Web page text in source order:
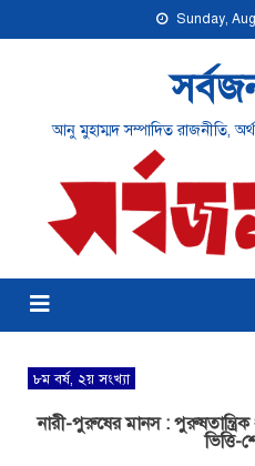
Sunday,
আনু মুহাম্মদ সম্পাদিত রাজনীতি,
৮ম বর্ষ, ২য় সংখ্যা
নারী-পুরুষের মানস :
ভিত্তি-